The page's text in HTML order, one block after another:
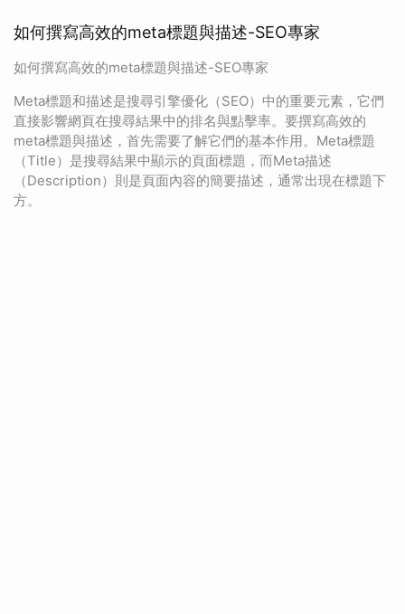
如何撰寫高效的meta標題與描述-SEO專家
如何撰寫高效的meta標題與描述-SEO專家
Meta標題和描述是搜尋引擎優化（SEO）中的重要元素，它們
直接影響網頁在搜尋結果中的排名與點擊率。要撰寫高效的
meta標題與描述，首先需要了解它們的基本作用。Meta標題
（Title）是搜尋結果中顯示的頁面標題，而Meta描述
（Description）則是頁面內容的簡要描述，通常出現在標題下
方。